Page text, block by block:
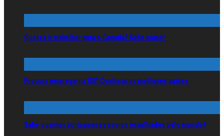
Queres ir trabalhar para o Canadá? Sabe como!
Procura emprego na UE? Conheça os melhores países
Sabe quantos portugueses somos espalhados pelo mundo?